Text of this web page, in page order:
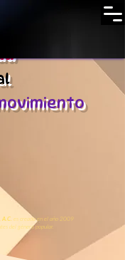
A.C. es creada en el año 2009
del género popular.